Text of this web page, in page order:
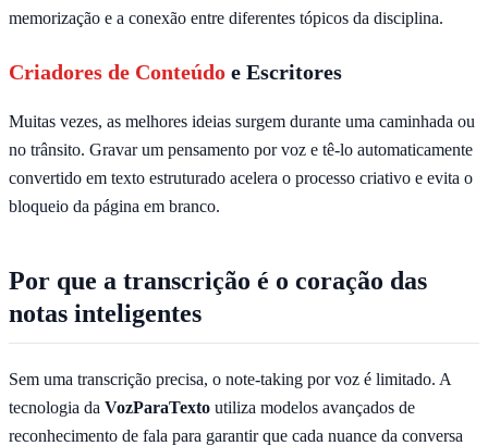
memorização e a conexão entre diferentes tópicos da disciplina.
Criadores de Conteúdo e Escritores
Muitas vezes, as melhores ideias surgem durante uma caminhada ou
no trânsito. Gravar um pensamento por voz e tê-lo automaticamente
convertido em texto estruturado acelera o processo criativo e evita o
bloqueio da página em branco.
Por que a transcrição é o coração das
notas inteligentes
Sem uma transcrição precisa, o note-taking por voz é limitado. A
tecnologia da VozParaTexto utiliza modelos avançados de
reconhecimento de fala para garantir que cada nuance da conversa